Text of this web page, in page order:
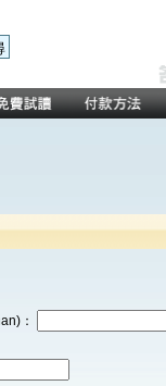
：